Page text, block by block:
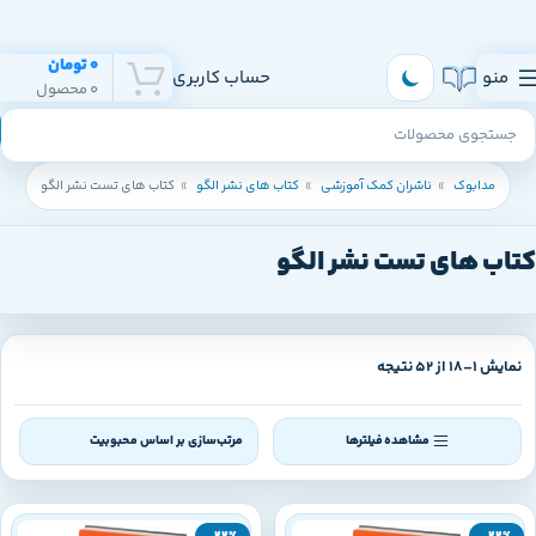
منو حساب کاربری 0 محصول
0تومان
مدابوک ناشران کمک آموزشی کتاب های نشر الگو کتاب های تست نشر الگو
کتاب های تست نشر الگو
نمایش 1–18 از 52 نتیجه
مشاهده فیلترها